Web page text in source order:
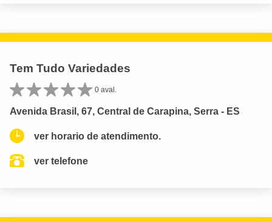
Tem Tudo Variedades
0 aval.
Avenida Brasil, 67, Central de Carapina, Serra - ES
ver horario de atendimento.
ver telefone